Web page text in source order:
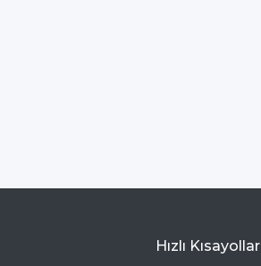
Hızlı Kısayollar